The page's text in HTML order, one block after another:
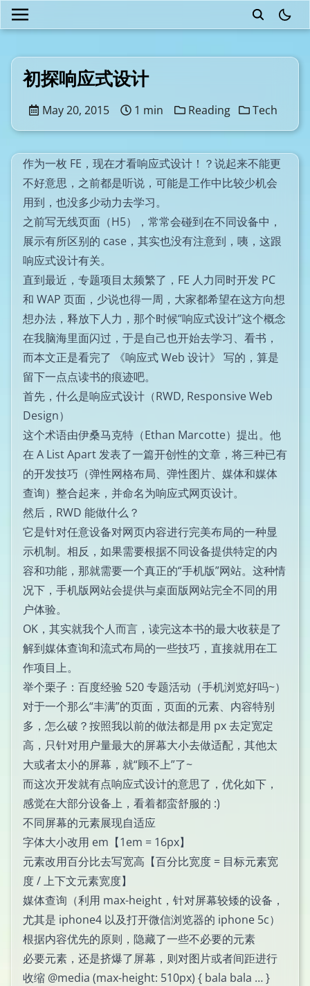
初探响应式设计
May 20, 2015 1 min Reading Tech
作为一枚 FE，现在才看响应式设计！？说起来不能更
不好意思，之前都是听说，可能是工作中比较少机会
用到，也没多少动力去学习。
之前写无线页面（H5），常常会碰到在不同设备中，
展示有所区别的 case，其实也没有注意到，咦，这跟
响应式设计有关。
直到最近，专题项目太频繁了，FE 人力同时开发 PC
和 WAP 页面，少说也得一周，大家都希望在这方向想
想办法，释放下人力，那个时候“响应式设计”这个概念
在我脑海里面闪过，于是自己也开始去学习、看书，
而本文正是看完了
《响应式 Web 设计》 写的，算是
留下一点点读书的痕迹吧。
首先，什么是响应式设计（RWD, Responsive Web
Design）
这个术语由伊桑马克特（Ethan Marcotte）提出。他
在 A List Apart 发表了一篇开创性的文章，将三种已有
的开发技巧（弹性网格布局、弹性图片、媒体和媒体
查询）整合起来，并命名为响应式网页设计。
然后，RWD 能做什么？
它是针对任意设备对网页内容进行完美布局的一种显
示机制。相反，如果需要根据不同设备提供特定的内
容和功能，那就需要一个真正的“手机版”网站。这种情
况下，手机版网站会提供与桌面版网站完全不同的用
户体验。
OK，其实就我个人而言，读完这本书的最大收获是了
解到媒体查询和流式布局的一些技巧，直接就用在工
作项目上。
举个栗子： 百度经验 520 专题活动 （手机浏览好吗~）
对于一个那么“丰满”的页面，页面的元素、内容特别
多，怎么破？按照我以前的做法都是用 px 去定宽定
高，只针对用户量最大的屏幕大小去做适配，其他太
大或者太小的屏幕，就“顾不上”了~
而这次开发就有点响应式设计的意思了，优化如下，
感觉在大部分设备上，看着都蛮舒服的 :)
不同屏幕的元素展现自适应
字体大小改用 em【1em = 16px】
元素改用百分比去写宽高【百分比宽度 = 目标元素宽
度 / 上下文元素宽度】
媒体查询（利用 max-height，针对屏幕较矮的设备，
尤其是 iphone4 以及打开微信浏览器的 iphone 5c）
根据内容优先的原则，隐藏了一些不必要的元素
必要元素，还是挤爆了屏幕，则对图片或者间距进行
收缩 @media (max-height: 510px) { bala bala … }